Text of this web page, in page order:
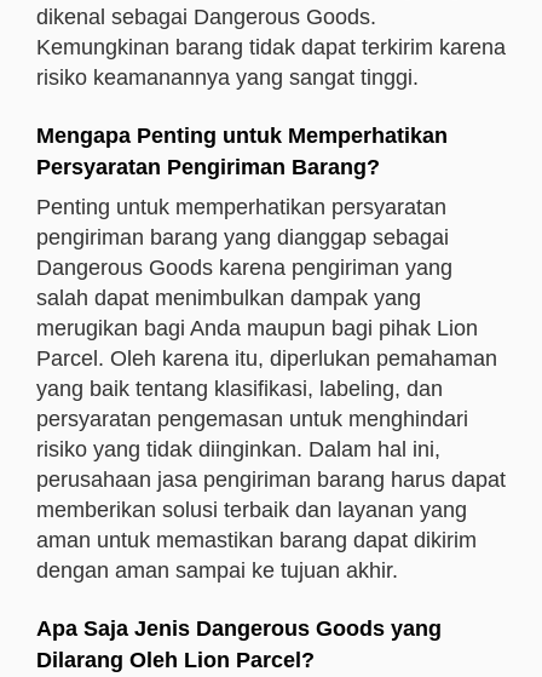
dikenal sebagai Dangerous Goods.
Kemungkinan barang tidak dapat terkirim karena
risiko keamanannya yang sangat tinggi.
Mengapa Penting untuk Memperhatikan
Persyaratan Pengiriman Barang?
Penting untuk memperhatikan persyaratan
pengiriman barang yang dianggap sebagai
Dangerous Goods karena pengiriman yang
salah dapat menimbulkan dampak yang
merugikan bagi Anda maupun bagi pihak Lion
Parcel . Oleh karena itu, diperlukan pemahaman
yang baik tentang klasifikasi, labeling, dan
persyaratan pengemasan untuk menghindari
risiko yang tidak diinginkan. Dalam hal ini,
perusahaan jasa pengiriman barang harus dapat
memberikan solusi terbaik dan layanan yang
aman untuk memastikan barang dapat dikirim
dengan aman sampai ke tujuan akhir.
Apa Saja Jenis Dangerous Goods yang
Dilarang Oleh Lion Parcel?